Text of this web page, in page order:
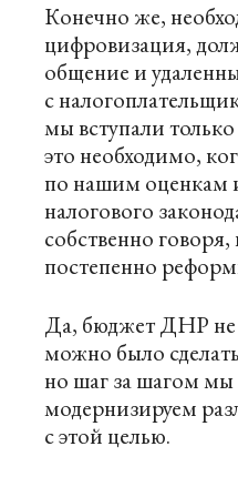
Конечно же,
цифровизация,
общение и
с
мы вступали
это необходимо,
по нашим оценкам
налогового
собственно
постепенно
Да, бюджет ДНР не
можно было
но шаг за шагом
модернизируем
с этой целью.